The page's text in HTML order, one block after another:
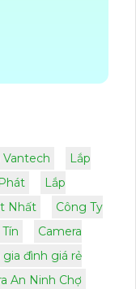
Vantech
Lắp
Lắp
Nhất
Công Ty
Camera
đình giá rẻ
An Ninh Chợ